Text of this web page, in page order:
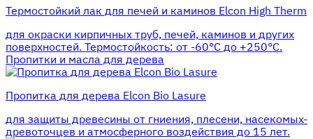
Термостойкий лак для печей и каминов Elcon High Therm
для окраски кирпичных труб, печей, каминов и других
поверхностей. Термостойкость: от -60°С до +250°С.
Пропитки и масла для дерева
Пропитка для дерева Elcon Bio Lasure
для защиты древесины от гниения, плесени, насекомых-
древоточцев и атмосферного воздействия до 15 лет.